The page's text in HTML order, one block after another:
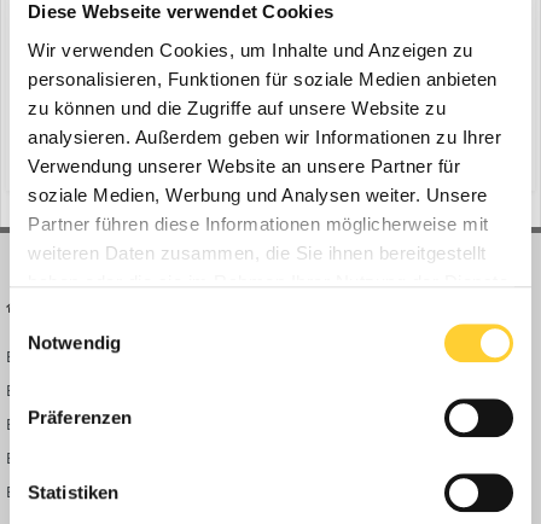
Diese Webseite verwendet Cookies
Wir verwenden Cookies, um Inhalte und Anzeigen zu
personalisieren, Funktionen für soziale Medien anbieten
zu können und die Zugriffe auf unsere Website zu
analysieren. Außerdem geben wir Informationen zu Ihrer
Verwendung unserer Website an unsere Partner für
soziale Medien, Werbung und Analysen weiter. Unsere
Partner führen diese Informationen möglicherweise mit
weiteren Daten zusammen, die Sie ihnen bereitgestellt
Einwilligungsauswahl
Notwendig
Präferenzen
Statistiken
ein Thema erstellte Bauforum24 inNews aus der
Baumaschinen Industrie
München - Auch in diesem Jahr präsentiert sich Wacker Neuson
wieder vom 4. bis 8. September auf der Nordbau in Neumünster.
Die Besucher können sich auf dem rund 1.000 Quadratmeter
großen Stand N115 im Freigelände Nord von den innovativen zero
emission Lösungen, Kompaktmaschinen, Baugeräten und Diens...
4. September 2024 walzen
Bauforum24 News
Bauforum24 TV
BF24 Mediathek
BF24 Fotostrecken
Bauforum Shop